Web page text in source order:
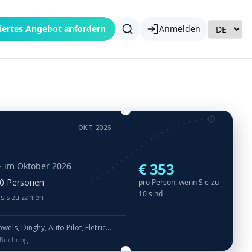
Angebot anfordern Anmelden
OKT 2026
· im Oktober 2026
Personen
zu zahlen
Eletric Toilets, Fans in Cabins · Outboard Engine free · SUP free
€ 353
pro Person, wenn Sie zu
10 sind